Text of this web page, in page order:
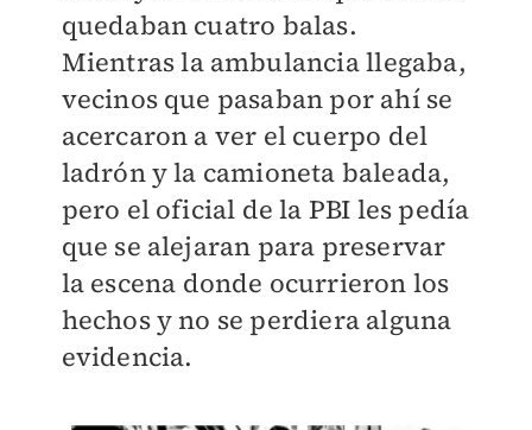
quedaban cuatro balas.
Mientras la ambulancia llegaba,
vecinos que pasaban por ahí se
acercaron a ver el cuerpo del
ladrón y la camioneta baleada,
pero el oficial de la PBI les pedía
que se alejaran para preservar
la escena donde ocurrieron los
hechos y no se perdiera alguna
evidencia.